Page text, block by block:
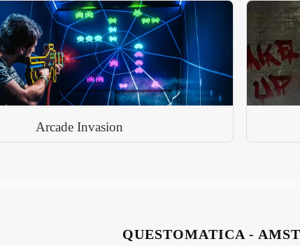
Arcade Invasion
QUESTOMATICA -